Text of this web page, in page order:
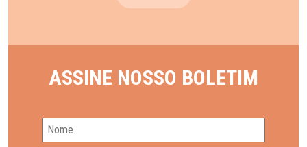
ASSINE NOSSO BOLETIM